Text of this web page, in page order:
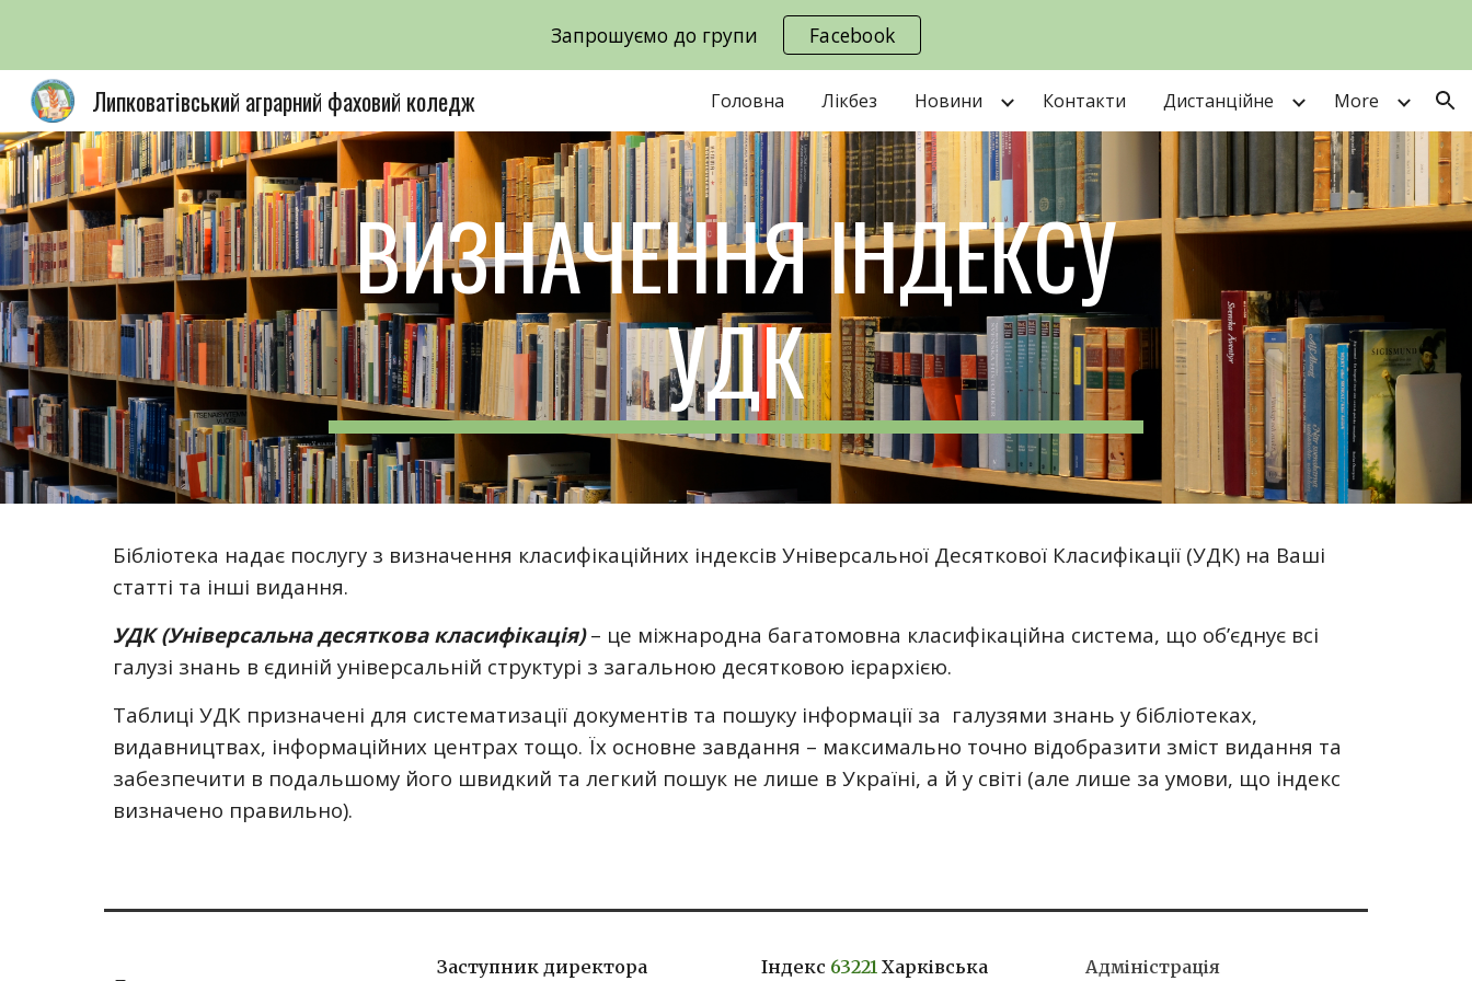
Skip to main content Skip to navigation
Запрошуємо до групи Facebook
Липковатівський аграрний фаховий коледж Головна Лікбез Новини Контакти Дистанційне More
ВИЗНАЧЕННЯ ІНДЕКСУ
УДК
Бібліотека надає послугу з визначення класифікаційних індексів Універсальної Десяткової Класифікації (УДК) на Ваші
статті та інші видання.
УДК (Універсальна десяткова класифікація)– це міжнародна багатомовна класифікаційна система, що об’єднує всі
галузі знань в єдиній універсальній структурі з загальною десятковою ієрархією.
Таблиці УДК призначені для систематизації документів та пошуку інформації за галузями знань у бібліотеках,
видавництвах, інформаційних центрах тощо. Їх основне завдання – максимально точно відобразити зміст видання та
забезпечити в подальшому його швидкий та легкий пошук не лише в Україні, а й у світі (але лише за умови, що індекс
визначено правильно).
Заступник директора
Індекс 63221Харківська
Адміністрація